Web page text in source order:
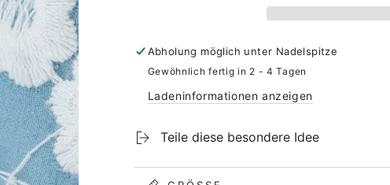
floraler
Spitze
floraler
Spitze
Abholung möglich unter Nadelspitze
Gewöhnlich fertig in 2 - 4 Tagen
Ladeninformationen anzeigen
Teile diese besondere Idee